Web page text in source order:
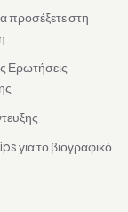
προσέξετε στη
Ερωτήσεις
για το βιογραφικό